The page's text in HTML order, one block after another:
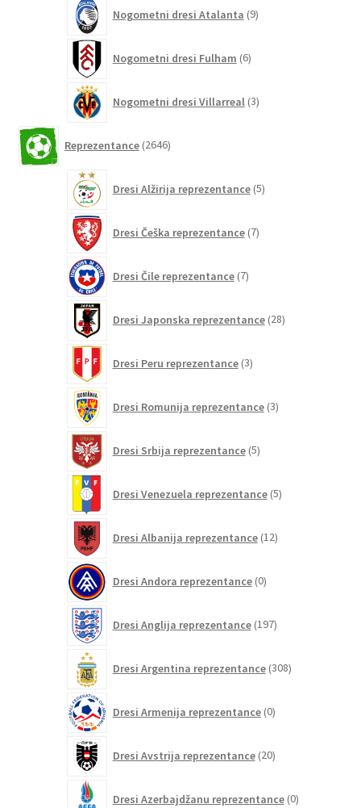
Nogometni dresi Atalanta 9izdelkov
Nogometni dresi Fulham 6izdelkov
Nogometni dresi Villarreal 3izdelki
Reprezentance 2646izdelkov
Dresi Alžirija reprezentance 5izdelkov
Dresi Češka reprezentance 7izdelkov
Dresi Čile reprezentance 7izdelkov
Dresi Japonska reprezentance 28izdelkov
Dresi Peru reprezentance 3izdelki
Dresi Romunija reprezentance 3izdelki
Dresi Srbija reprezentance 5izdelkov
Dresi Venezuela reprezentance 5izdelkov
Dresi Albanija reprezentance 12izdelkov
Dresi Andora reprezentance 0izdelkov
Dresi Anglija reprezentance 197izdelkov
Dresi Argentina reprezentance 308izdelkov
Dresi Armenija reprezentance 0izdelkov
Dresi Avstrija reprezentance 20izdelkov
Dresi Azerbajdžanu reprezentance 0